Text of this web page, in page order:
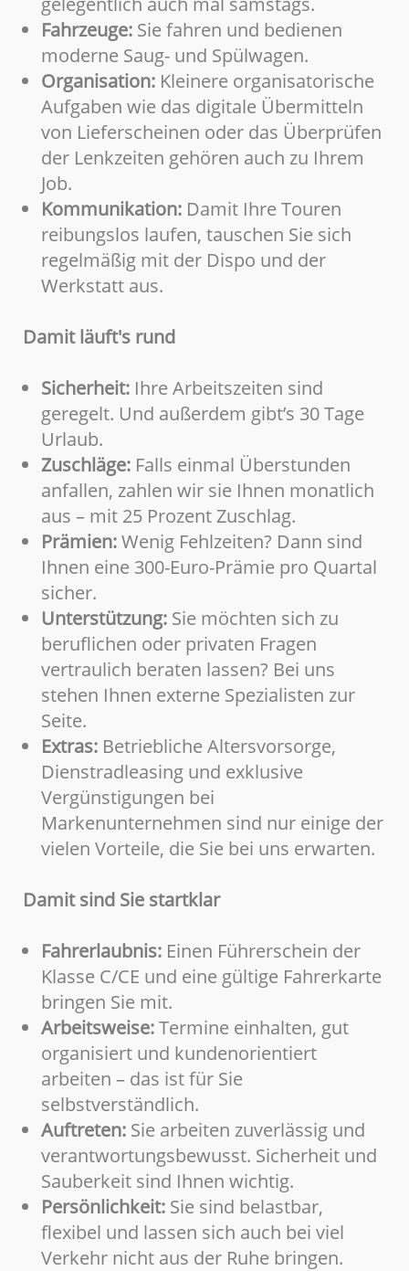
Fahrzeuge: Sie fahren und bedienen
moderne Saug- und Spülwagen.
Organisation: Kleinere organisatorische
Aufgaben wie das digitale Übermitteln
von Lieferscheinen oder das Überprüfen
der Lenkzeiten gehören auch zu Ihrem
Job.
Kommunikation: Damit Ihre Touren
reibungslos laufen, tauschen Sie sich
regelmäßig mit der Dispo und der
Werkstatt aus.
Damit läuft's rund
Sicherheit: Ihre Arbeitszeiten sind
geregelt. Und außerdem gibt’s 30 Tage
Urlaub.
Zuschläge: Falls einmal Überstunden
anfallen, zahlen wir sie Ihnen monatlich
aus – mit 25 Prozent Zuschlag.
Prämien:Wenig Fehlzeiten? Dann sind
Ihnen eine 300-Euro-Prämie pro Quartal
sicher.
Unterstützung: Sie möchten sich zu
beruflichen oder privaten Fragen
vertraulich beraten lassen? Bei uns
stehen Ihnen externe Spezialisten zur
Seite.
Extras: Betriebliche Altersvorsorge,
Dienstradleasing und exklusive
Vergünstigungen bei
Markenunternehmen sind nur einige der
vielen Vorteile, die Sie bei uns erwarten.
Damit sind Sie startklar
Fahrerlaubnis: Einen Führerschein der
Klasse C/CE und eine gültige Fahrerkarte
bringen Sie mit.
Arbeitsweise:Termine einhalten, gut
organisiert und kundenorientiert
arbeiten – das ist für Sie
selbstverständlich.
Auftreten: Sie arbeiten zuverlässig und
verantwortungsbewusst. Sicherheit und
Sauberkeit sind Ihnen wichtig.
Persönlichkeit: Sie sind belastbar,
flexibel und lassen sich auch bei viel
Verkehr nicht aus der Ruhe bringen.